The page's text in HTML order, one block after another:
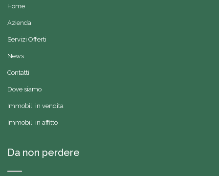
Home
Azienda
Servizi Offerti
News
Contatti
Dove siamo
Immobili in vendita
Immobili in affitto
Da non perdere